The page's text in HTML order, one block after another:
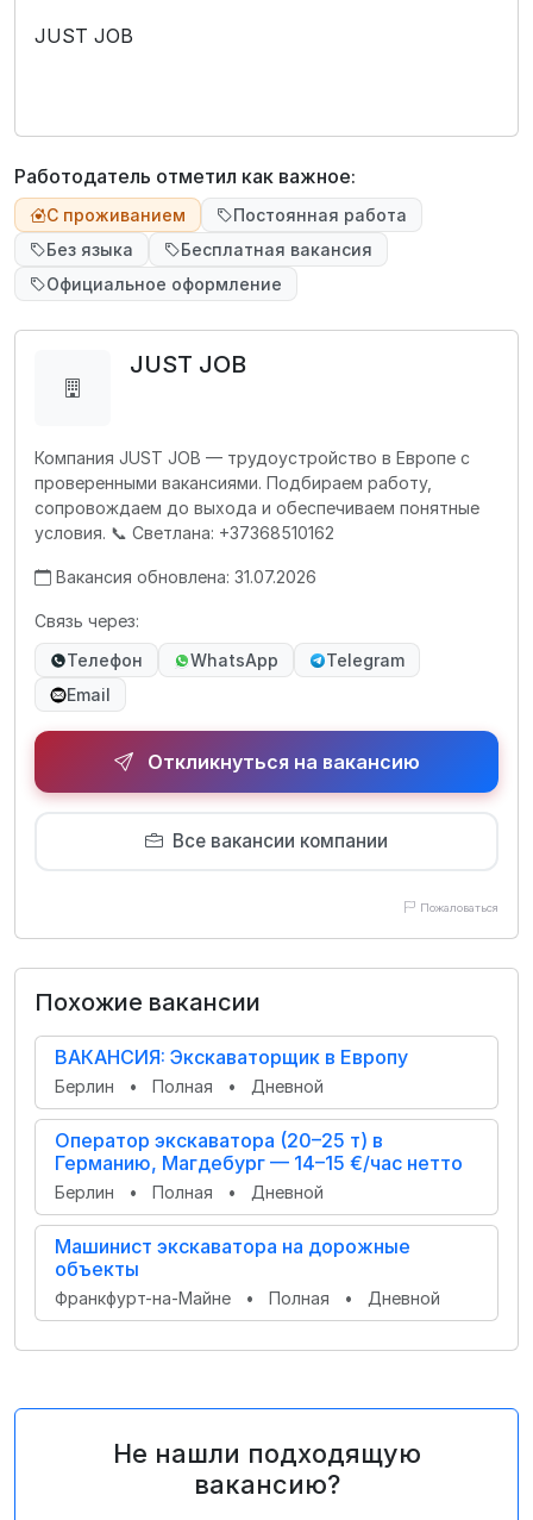
JUST JOB
Работодатель отметил как важное:
С проживанием
Постоянная работа
Без языка
Бесплатная вакансия
Официальное оформление
JUST JOB
Компания JUST JOB — трудоустройство в Европе с
проверенными вакансиями. Подбираем работу,
сопровождаем до выхода и обеспечиваем понятные
условия. 📞 Светлана: +37368510162
Вакансия обновлена: 31.07.2026
Связь через:
Телефон
WhatsApp
Telegram
Email
Откликнуться на вакансию
Все вакансии компании
Пожаловаться
Похожие вакансии
ВАКАНСИЯ: Экскаваторщик в Европу
Берлин • Полная • Дневной
Оператор экскаватора (20–25 т) в
Германию, Магдебург — 14–15 €/час нетто
Берлин • Полная • Дневной
Машинист экскаватора на дорожные
объекты
Франкфурт-на-Майне • Полная • Дневной
Не нашли подходящую
вакансию?